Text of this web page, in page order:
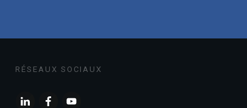
RÉSEAUX SOCIAUX